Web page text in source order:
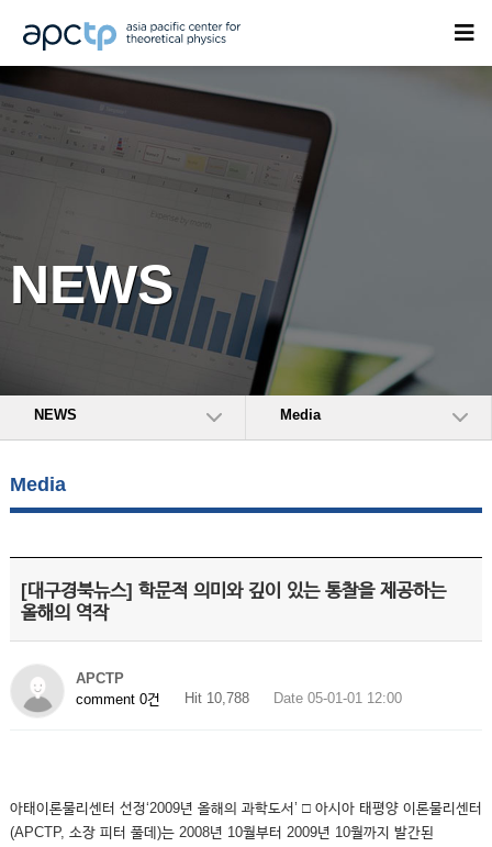
NEWS
NEWS Media
Media
[대구경북뉴스] 학문적 의미와 깊이 있는 통찰을 제공하는
올해의 역작
APCTP
comment 0건
Hit 10,788 Date 05-01-01 12:00
아태이론물리센터 선정‘2009년 올해의 과학도서’ □ 아시아 태평양 이론물리센터
(APCTP, 소장 피터 풀데)는 2008년 10월부터 2009년 10월까지 발간된